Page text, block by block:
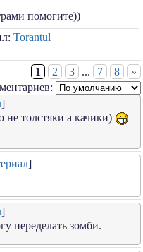
помогите))
Torantul
1 2 3 ... 7 8
»
]
не толстяки а качики)
]
]
переделать зомби.